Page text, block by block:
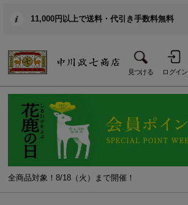
11,000円以上で送料・代引き手数料無料
見つける ログイン
全商品対象！8/18（火）まで開催！